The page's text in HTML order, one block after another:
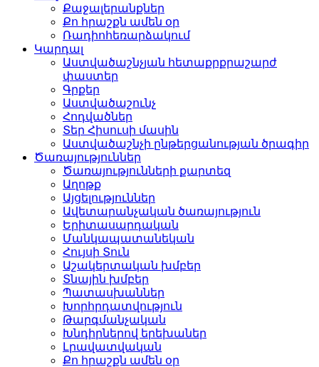
Քաջալերանքներ
Քո հրաշքն ամեն օր
Ռադիոհեռարձակում
Կարդալ
Աստվածաշնչյան հետաքրքրաշարժ
փաստեր
Գրքեր
Աստվածաշունչ
Հոդվածներ
Տեր Հիսուսի մասին
Աստվածաշնչի ընթերցանության ծրագիր
Ծառայություններ
Ծառայությունների քարտեզ
Աղոթք
Այցելություններ
Ավետարանչական ծառայություն
Երիտասարդական
Մանկապատանեկան
Հույսի Տուն
Աշակերտական խմբեր
Տնային խմբեր
Պատասխաններ
Խորհրդատվություն
Թարգմանչական
Խնդիրներով երեխաներ
Լրավատվական
Քո հրաշքն ամեն օր